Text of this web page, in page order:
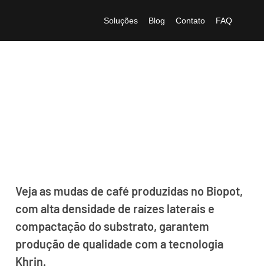
Soluções Blog Contato FAQ
Veja as mudas de café produzidas no Biopot,
com alta densidade de raízes laterais e
compactação do substrato, garantem
produção de qualidade com a tecnologia
Khrin.